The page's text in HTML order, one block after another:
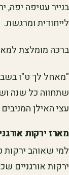
בנייר עטיפה
לייחודית ומרגשת.
ברכה מומלצת
"מאחל לך ט"ו
שתחווה כל שנה
עצי האילן
מארז ירקות
למי שאוהב ירקות
ירקות אורגניים